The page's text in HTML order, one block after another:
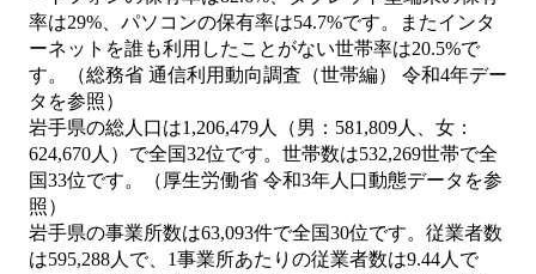
率は29%、パソコンの保有率は54.7%です。またインタ
ーネットを誰も利用したことがない世帯率は20.5%で
す。（総務省 通信利用動向調査（世帯編） 令和4年デー
タを参照）
岩手県の総人口は1,206,479人（男：581,809人、女：
624,670人）で全国32位です。世帯数は532,269世帯で全
国33位です。（厚生労働省 令和3年人口動態データを参
照）
岩手県の事業所数は63,093件で全国30位です。従業者数
は595,288人で、1事業所あたりの従業者数は9.44人で